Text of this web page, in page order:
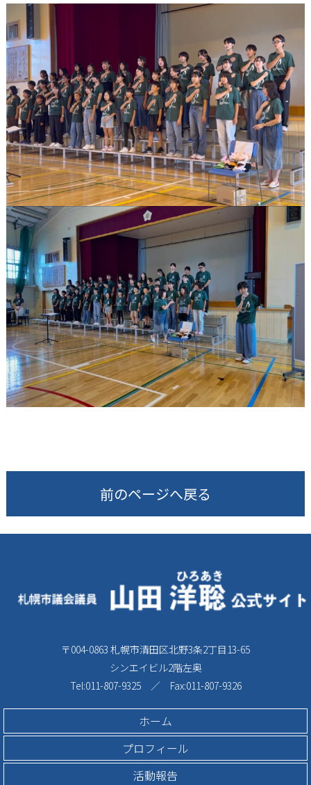
前のページへ戻る
〒004-0863 札幌市清田区北野3条2丁目13-65
シンエイビル2階左奥
Tel:011-807-9325 ／ Fax:011-807-9326
ホーム
プロフィール
活動報告